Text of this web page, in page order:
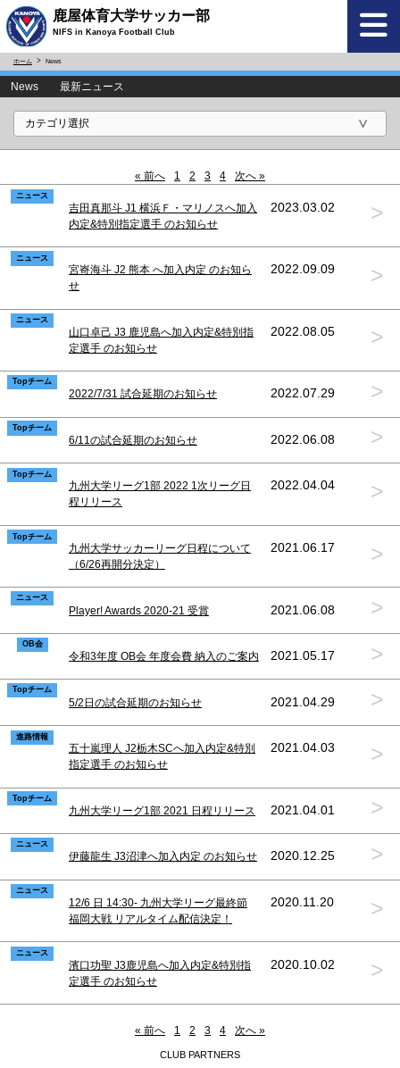
鹿屋体育大学サッカー部
NIFS in Kanoya Football Club
ホーム News
News 最新ニュース
« 前へ 1 2 3 4 次へ »
ニュース
吉田真那斗 J1 横浜Ｆ・マリノスへ加入
内定&特別指定選手 のお知らせ
2023.03.02 >
ニュース
宮㟢海斗 J2 熊本 へ加入内定 のお知ら
せ
2022.09.09 >
ニュース
山口卓己 J3 鹿児島へ加入内定&特別指
定選手 のお知らせ
2022.08.05 >
Topチーム
2022/7/31 試合延期のお知らせ 2022.07.29 >
Topチーム
6/11の試合延期のお知らせ 2022.06.08 >
Topチーム
九州大学リーグ1部 2022 1次リーグ日
程リリース
2022.04.04 >
Topチーム
九州大学サッカーリーグ日程について
（6/26再開分決定）
2021.06.17 >
ニュース
Player! Awards 2020-21 受賞 2021.06.08 >
OB会
令和3年度 OB会 年度会費 納入のご案内 2021.05.17 >
Topチーム
5/2日の試合延期のお知らせ 2021.04.29 >
進路情報
五十嵐理人 J2栃木SCへ加入内定&特別
指定選手 のお知らせ
2021.04.03 >
Topチーム
九州大学リーグ1部 2021 日程リリース 2021.04.01 >
ニュース
伊藤龍生 J3沼津へ加入内定 のお知らせ 2020.12.25 >
ニュース
12/6 日 14:30- 九州大学リーグ最終節
福岡大戦 リアルタイム配信決定！
2020.11.20 >
ニュース
濱口功聖 J3鹿児島へ加入内定&特別指
定選手 のお知らせ
2020.10.02 >
« 前へ 1 2 3 4 次へ »
CLUB PARTNERS